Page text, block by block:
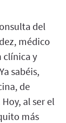
del
médico
clínica y
sabéis,
de
al ser el
más